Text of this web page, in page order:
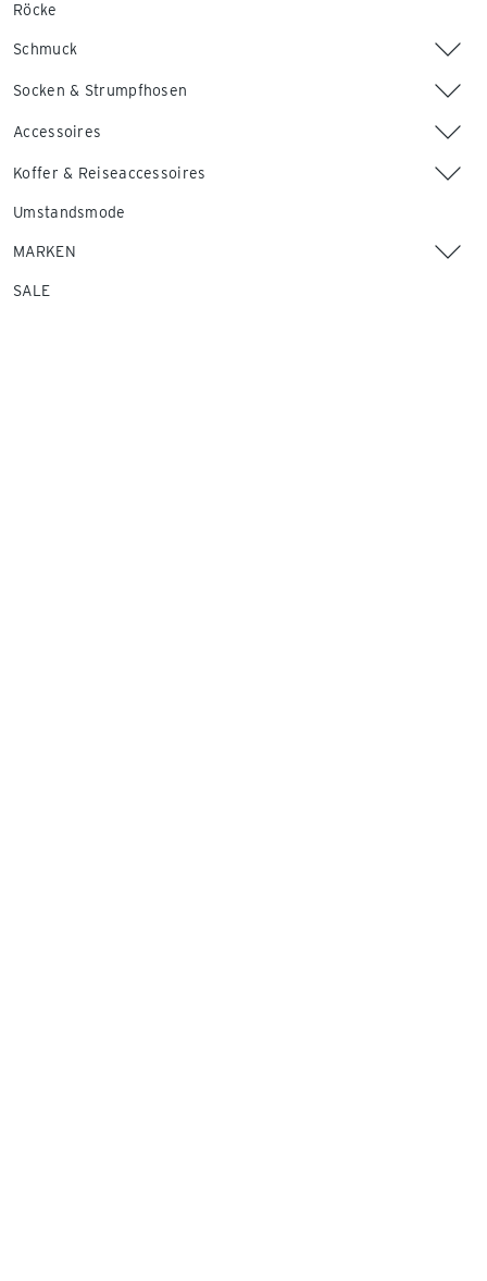
Röcke
Schmuck
Socken & Strumpfhosen
Accessoires
Koffer & Reiseaccessoires
Umstandsmode
MARKEN
SALE